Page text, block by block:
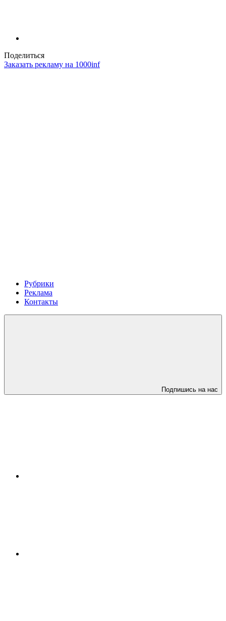
Поделиться
Заказать рекламу на 1000inf
Рубрики
Реклама
Контакты
Подпишись на нас